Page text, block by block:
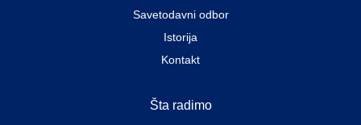
Savetodavni odbor
Istorija
Kontakt
Šta radimo